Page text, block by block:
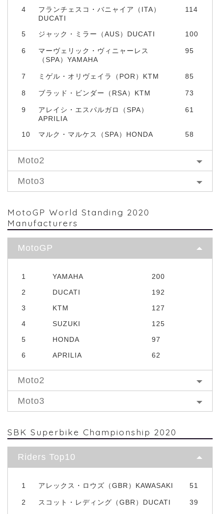
4
フランチェスコ・バニャイア（ITA）
DUCATI
114
5 ジャック・ミラー（AUS）DUCATI 100
6
マーヴェリック・ヴィニャーレス
（SPA）YAMAHA
95
7 ミゲル・オリヴェイラ（POR）KTM 85
8 ブラッド・ビンダー（RSA）KTM 73
9
アレイシ・エスパルガロ（SPA）
APRILIA
61
10 マルク・マルケス（SPA）HONDA 58
Moto2
Moto3
MotoGP World Standing 2020
Manufacturers
MotoGP
1 YAMAHA
200
2
DUCATI
192
3
KTM
127
4
SUZUKI
125
5
HONDA
97
6
APRILIA 62
Moto2
Moto3
SBK Superbike Championship 2020
Riders Top10
1 アレックス・ロウズ（GBR）KAWASAKI 51
2 スコット・レディング（GBR）DUCATI 39